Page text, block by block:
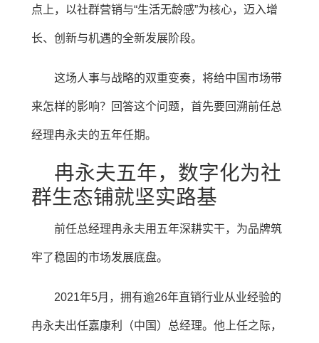
点上，以社群营销与“生活无龄感”为核心，迈入增
长、创新与机遇的全新发展阶段。
这场人事与战略的双重变奏，将给中国市场带
来怎样的影响？回答这个问题，首先要回溯前任总
经理冉永夫的五年任期。
冉永夫五年，数字化为社
群生态铺就坚实路基
前任总经理冉永夫用五年深耕实干，为品牌筑
牢了稳固的市场发展底盘。
2021年5月，拥有逾26年直销行业从业经验的
冉永夫出任嘉康利（中国）总经理。他上任之际，